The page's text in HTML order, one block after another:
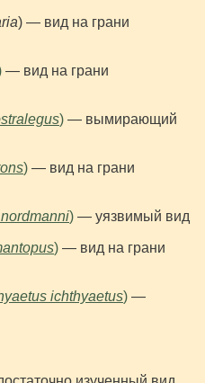
) — вид на грани
— вид на грани
) — вымирающий
) — вид на грани
) — уязвимый вид
) — вид на грани
ichthyaetus) —